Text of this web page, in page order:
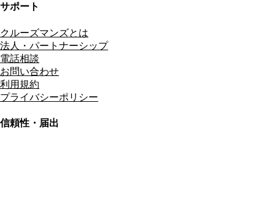
サポート
クルーズマンズとは
法人・パートナーシップ
電話相談
お問い合わせ
利用規約
プライバシーポリシー
信頼性・届出